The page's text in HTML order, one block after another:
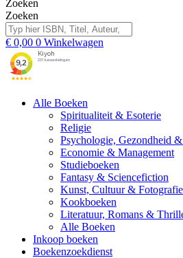
Zoeken
Zoeken
€ 0,00 0 Winkelwagen
Alle Boeken
Spiritualiteit & Esoterie
Religie
Psychologie, Gezondheid
Economie & Management
Studieboeken
Fantasy & Sciencefiction
Kunst, Cultuur & Fotografie
Kookboeken
Literatuur, Romans &
Alle Boeken
Inkoop boeken
Boekenzoekdienst